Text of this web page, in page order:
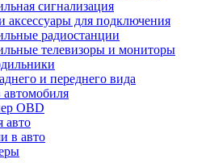
сигнализация
аксессуары для подключения
радиостанции
телевизоры и мониторы
и переднего вида
OBD
авто
в авто